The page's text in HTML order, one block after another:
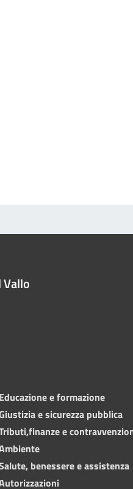
Vallo
Educazione e formazione
e sicurezza pubblica
e
benessere e assistenza